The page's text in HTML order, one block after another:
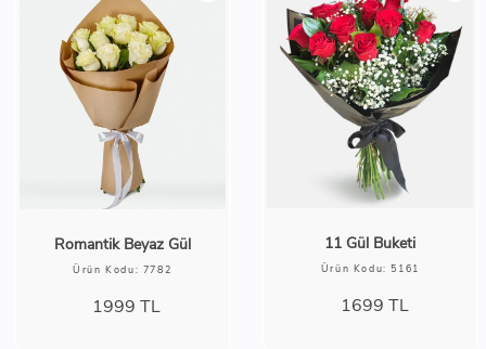
Romantik Beyaz Gül
Ürün Kodu: 7782
1999 TL
11 Gül Buketi
Ürün Kodu: 5161
1699 TL